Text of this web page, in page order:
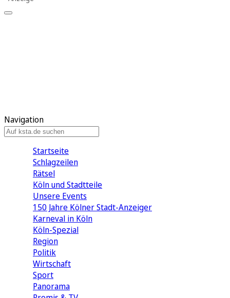
Navigation
Startseite
Schlagzeilen
Rätsel
Köln und Stadtteile
Unsere Events
150 Jahre Kölner Stadt-Anzeiger
Karneval in Köln
Köln-Spezial
Region
Politik
Wirtschaft
Sport
Panorama